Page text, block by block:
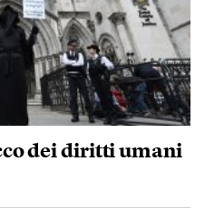
dei diritti umani